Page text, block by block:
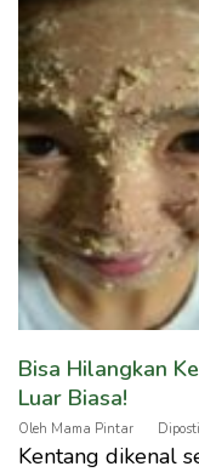
Bisa Hilangkan
Luar Biasa!
Oleh Mama Pintar
Kentang dikenal